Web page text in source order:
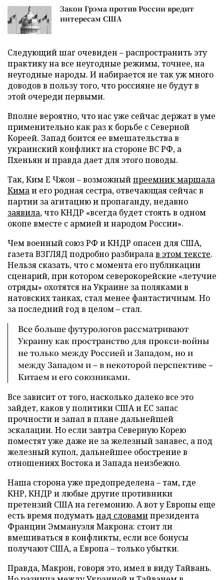
Закон Грэма против России вредит
интересам США
Следующий шаг очевиден – распространить эту
практику на все неугодные режимы, точнее, на
неугодные народы. И набирается не так уж много
доводов в пользу того, что россияне не будут в
этой очереди первыми.
Вполне вероятно, что нас уже сейчас держат в уме
применительно как раз к борьбе с Северной
Кореей. Запад боится ее вмешательства в
украинский конфликт на стороне ВС РФ, а
Пхеньян и правда дает для этого поводы.
Так, Ким Е Чжон – возможныйпреемник маршала
Кимаи его родная сестра, отвечающая сейчас в
партии за агитацию и пропаганду, недавно
заявила, что КНДР «всегда будет стоять в одном
окопе вместе с армией и народом России».
Чем военный союз РФ и КНДР опасен для США,
газета ВЗГЛЯД подробно разбиралав этом тексте.
Нельзя сказать, что с момента его публикации
сценарий, при котором северокорейские «летучие
отряды» охотятся на Украине за поляками в
натовских танках, стал менее фантастичным. Но
за последний год в целом – стал.
Все больше футурологов рассматривают
Украину как пространство для прокси-войны
не только между Россией и Западом, но и
между Западом и – в некоторой перспективе –
Китаем и его союзниками.
Все зависит от того, насколько далеко все это
зайдет, каков у политики США и ЕС запас
прочности и запал в плане дальнейшей
эскалации. Но если завтра Северную Корею
поместят уже даже не за железный занавес, а под
железный купол, дальнейшее обострение в
отношениях Востока и Запада неизбежно.
Наша сторона уже предопределена – там, где
КНР, КНДР и любые другие противники
претензий США на гегемонию. А вот у Европы еще
есть время подумать над словамипрезидента
Франции Эммануэля Макрона: стоит ли
вмешиваться в конфликты, если все бонусы
получают США, а Европа – только убытки.
Правда, Макрон, говоря это, имел в виду Тайвань.